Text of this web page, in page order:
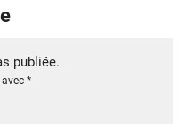
publiée.
*